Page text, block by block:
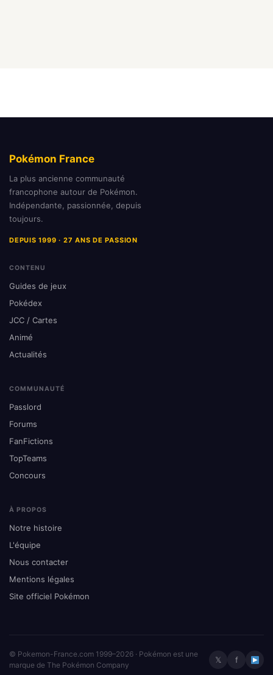
Pokémon France
La plus ancienne communauté
francophone autour de Pokémon.
Indépendante, passionnée, depuis
toujours.
DEPUIS 1999 · 27 ANS DE PASSION
CONTENU
Guides de jeux
Pokédex
JCC / Cartes
Animé
Actualités
COMMUNAUTÉ
Passlord
Forums
FanFictions
TopTeams
Concours
À PROPOS
Notre histoire
L'équipe
Nous contacter
Mentions légales
Site officiel Pokémon
© Pokemon-France.com 1999–2026 · Pokémon est une
marque de The Pokémon Company
𝕏 f